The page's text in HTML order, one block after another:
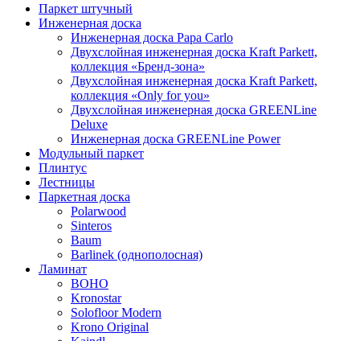
Паркет штучный
Инженерная доска
Инженерная доска Papa Carlo
Двухслойная инженерная доска Kraft Parkett,
коллекция «Бренд-зона»
Двухслойная инженерная доска Kraft Parkett,
коллекция «Only for you»
Двухслойная инженерная доска GREENLine
Deluxe
Инженерная доска GREENLine Power
Модульный паркет
Плинтус
Лестницы
Паркетная доска
Polarwood
Sinteros
Baum
Barlinek (однополосная)
Ламинат
BOHO
Kronostar
Solofloor Modern
Krono Original